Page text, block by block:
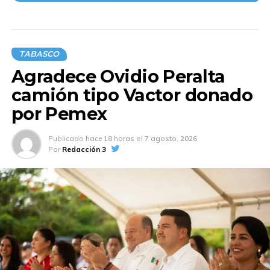
requisitos completos pueden consultarse en el portal
oficial:
Convocatoria Barrio Mágico 2025
Informes: 993 310 32 32, extensión 1188.
Compartir en:
TEMAS RELACIONADOS:
A CONTINUACIÓN
TABASCO
Agradece Ovidio Peralta
camión tipo Vactor donado
por Pemex
Publicado hace 18 horas el 7 agosto, 2026
Por Redacción 3